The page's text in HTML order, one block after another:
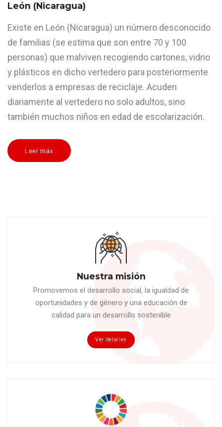
León (Nicaragua)
Existe en León (Nicaragua) un número desconocido
de familias (se estima que son entre 70 y 100
personas) que malviven recogiendo cartones, vidrio
y plásticos en dicho vertedero para posteriormente
venderlos a empresas de reciclaje. Acuden
diariamente al vertedero no solo adultos, sino
también muchos niños en edad de escolarización.
Leer más
Nuestra misión
Promovemos el desarrollo social, la igualdad de
oportunidades y de género y una educación de
calidad para un desarrollo sostenible
Ver detalles